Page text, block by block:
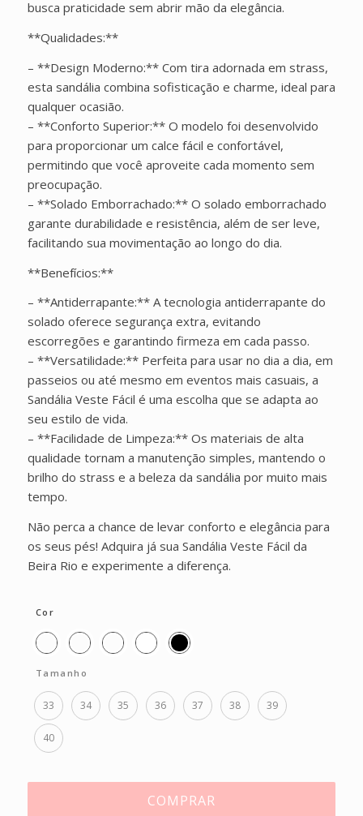
busca praticidade sem abrir mão da elegância.
**Qualidades:**
– **Design Moderno:** Com tira adornada em strass,
esta sandália combina sofisticação e charme, ideal para
qualquer ocasião.
– **Conforto Superior:** O modelo foi desenvolvido
para proporcionar um calce fácil e confortável,
permitindo que você aproveite cada momento sem
preocupação.
– **Solado Emborrachado:** O solado emborrachado
garante durabilidade e resistência, além de ser leve,
facilitando sua movimentação ao longo do dia.
**Benefícios:**
– **Antiderrapante:** A tecnologia antiderrapante do
solado oferece segurança extra, evitando
escorregões e garantindo firmeza em cada passo.
– **Versatilidade:** Perfeita para usar no dia a dia, em
passeios ou até mesmo em eventos mais casuais, a
Sandália Veste Fácil é uma escolha que se adapta ao
seu estilo de vida.
– **Facilidade de Limpeza:** Os materiais de alta
qualidade tornam a manutenção simples, mantendo o
brilho do strass e a beleza da sandália por muito mais
tempo.
Não perca a chance de levar conforto e elegância para
os seus pés! Adquira já sua Sandália Veste Fácil da
Beira Rio e experimente a diferença.
Cor
Tamanho
33 34 35 36 37 38 39
40
COMPRAR